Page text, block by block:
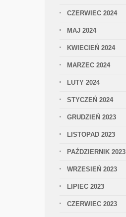
CZERWIEC 2024
MAJ 2024
KWIECIEŃ 2024
MARZEC 2024
LUTY 2024
STYCZEŃ 2024
GRUDZIEŃ 2023
LISTOPAD 2023
PAŹDZIERNIK 2023
WRZESIEŃ 2023
LIPIEC 2023
CZERWIEC 2023